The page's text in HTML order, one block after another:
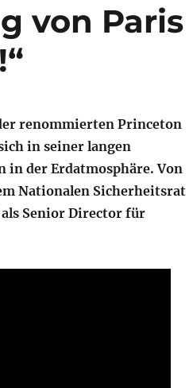
von Paris
renommierten Princeton
in seiner langen
der Erdatmosphäre. Von
Nationalen Sicherheitsrat
Senior Director für